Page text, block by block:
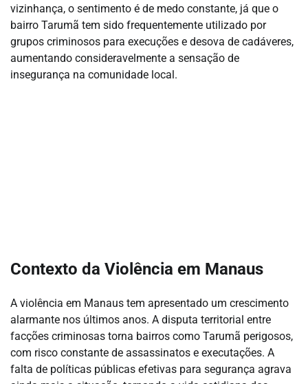
vizinhança, o sentimento é de medo constante, já que o
bairro Tarumã tem sido frequentemente utilizado por
grupos criminosos para execuções e desova de cadáveres,
aumentando consideravelmente a sensação de
insegurança na comunidade local.
Contexto da Violência em Manaus
A violência em Manaus tem apresentado um crescimento
alarmante nos últimos anos. A disputa territorial entre
facções criminosas torna bairros como Tarumã perigosos,
com risco constante de assassinatos e executações. A
falta de políticas públicas efetivas para segurança agrava